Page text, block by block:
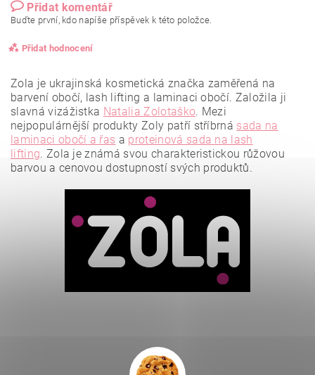
Přidat komentář
Buďte první, kdo napíše příspěvek k této položce.
Přidat hodnocení
Vložením hodnocení souhlasíte sezásadami ochrany
Zola je ukrajinská kosmetická značka zaměřená na
barvení obočí, lash lifting a laminaci obočí. Založila ji
slavná vizážistka Natalia Zolotaško. Mezi
nejpopulárnější produkty Zoly patří stříbrná sada na
laminaci obočí a řas a proteinová sada na lash
lifting. Zola je známá svou charakteristickou růžovou
barvou a cenovou dostupností svých produktů.